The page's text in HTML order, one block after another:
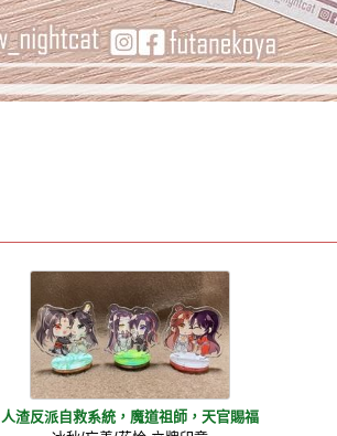
人渣反派自救系統，魔道祖師，天官賜福